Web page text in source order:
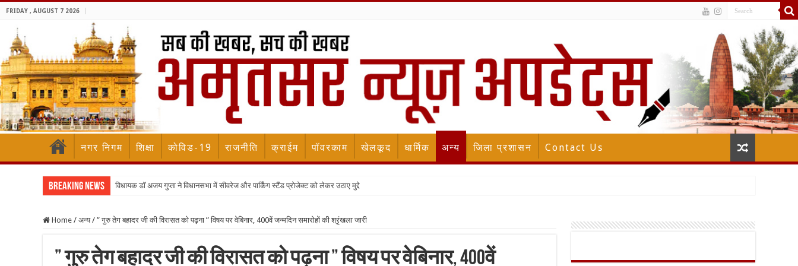
FRIDAY , AUGUST 7 2026
नगर निगम शिक्षा कोविड-19 राजनीति क्राईम पॉवरकाम खेलकूद धार्मिक अन्य जिला प्रशासन Contact Us
Breaking News विधायक डॉ अजय गुप्ता ने विधानसभा में सीवरेज और पार्किंग स्टैंड प्रोजेक्ट को लेकर उठाए मुद्दे
Home / अन्य / ” गुरु तेग बहादर जी की विरासत को पढ़ना ” विषय पर वेबिनार, 400वें जन्मदिन समारोहों की श्रृंखला जारी
” गुरु तेग बहादर जी की विरासत को पढ़ना ” विषय पर वेबिनार, 400वें